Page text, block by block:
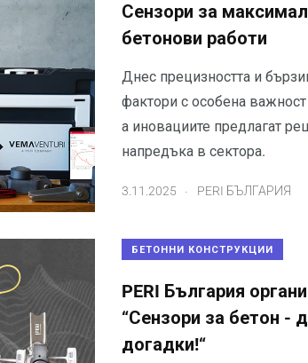
Сензори за
бетонови работи
Днес прецизността и
фактори с особена важност
а иновациите предлагат
напредъка в сектора.
3.11.2025 PERI БЪЛГАРИЯ
БЕТОННИ КОНСТРУКЦИИ
PERI България
“Сензори за бетон -
догадки!“